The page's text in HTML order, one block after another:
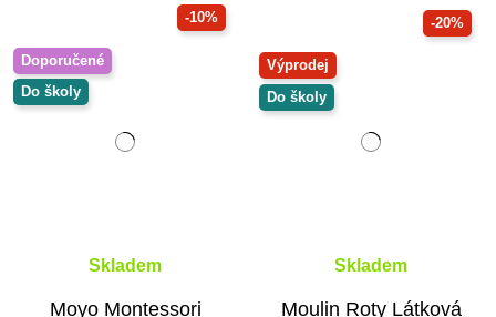
-10%
Doporučené
Do školy
Skladem
Moyo Montessori
-20%
Výprodej
Do školy
Skladem
Moulin Roty Látková